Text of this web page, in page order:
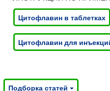
Цитофлавин в таблетках
Цитофлавин для
Подборка статей